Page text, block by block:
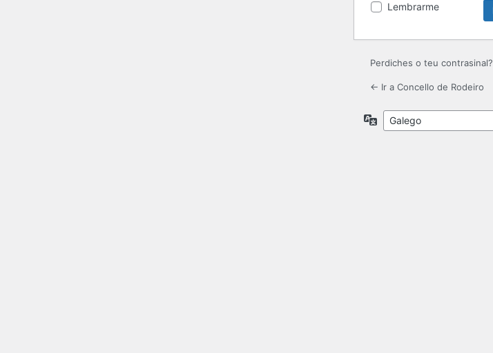
Lembrarme
Perdiches o teu contrasinal?
← Ir a Concello de Rodeiro
Idiomas